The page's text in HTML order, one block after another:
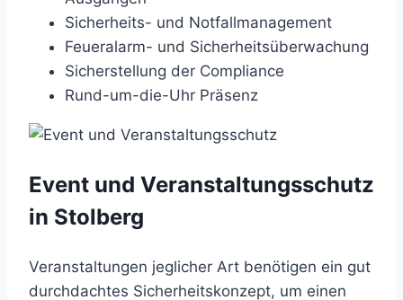
Sicherheits- und Notfallmanagement
Feueralarm- und Sicherheitsüberwachung
Sicherstellung der Compliance
Rund-um-die-Uhr Präsenz
Event und Veranstaltungsschutz
in Stolberg
Veranstaltungen jeglicher Art benötigen ein gut
durchdachtes Sicherheitskonzept, um einen